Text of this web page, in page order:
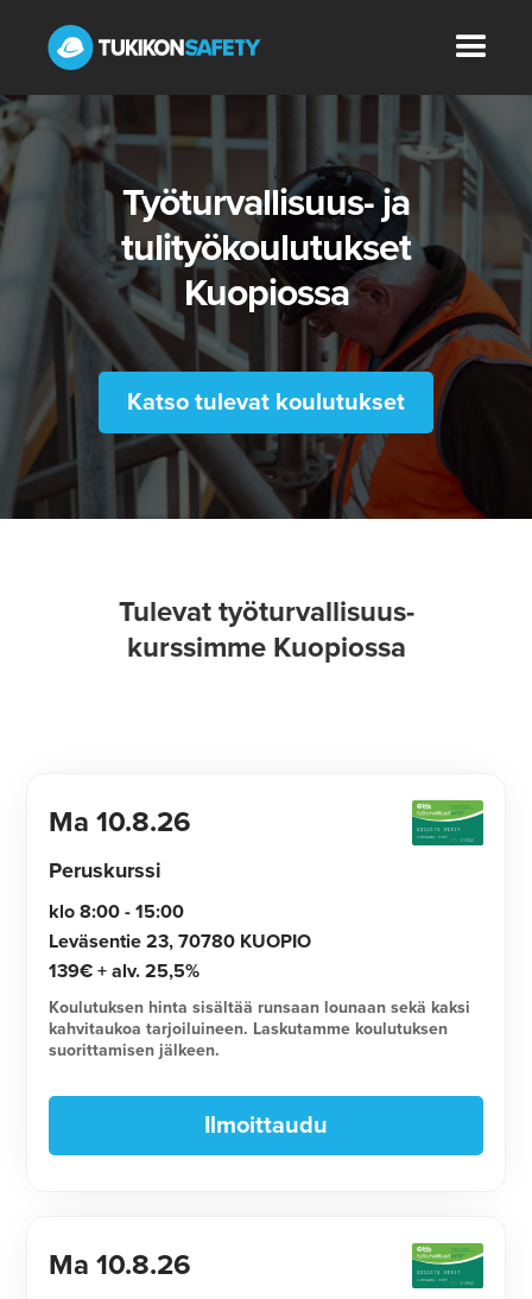
Työturvallisuus- ja
tulityökoulutukset
Kuopiossa
Katso tulevat koulutukset
Tulevat työturvallisuus-
kurssimme Kuopiossa
Ma 10.8.26
Peruskurssi
klo 8:00 - 15:00
Leväsentie 23, 70780 KUOPIO
139€ + alv. 25,5%
Koulutuksen hinta sisältää runsaan lounaan sekä kaksi
kahvitaukoa tarjoiluineen. Laskutamme koulutuksen
suorittamisen jälkeen.
Ilmoittaudu
Ma 10.8.26